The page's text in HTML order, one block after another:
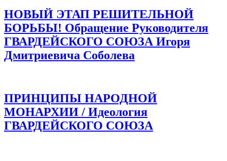
НОВЫЙ ЭТАП РЕШИТЕЛЬНОЙ
БОРЬБЫ! Обращение Руководителя
ГВАРДЕЙСКОГО СОЮЗА Игоря
Дмитриевича Соболева
ПРИНЦИПЫ НАРОДНОЙ
МОНАРХИИ / Идеология
ГВАРДЕЙСКОГО СОЮЗА